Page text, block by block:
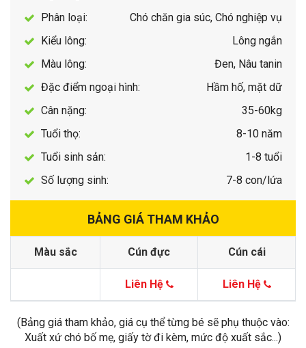
Phân loại:
Chó chăn gia súc, Chó nghiệp vụ
Kiểu lông:
Lông ngắn
Màu lông:
Đen, Nâu tanin
Đặc điểm ngoại hình:
Hầm hố, mặt dữ
Cân nặng:
35-60kg
Tuổi thọ:
8-10 năm
Tuổi sinh sản:
1-8 tuổi
Số lượng sinh:
7-8 con/lứa
BẢNG GIÁ THAM KHẢO
Màu sắc Cún đực Cún cái
Liên Hệ Liên Hệ
(Bảng giá tham khảo, giá cụ thể từng bé sẽ phụ thuộc vào:
Xuất xứ chó bố mẹ, giấy tờ đi kèm, mức độ xuất sắc...)